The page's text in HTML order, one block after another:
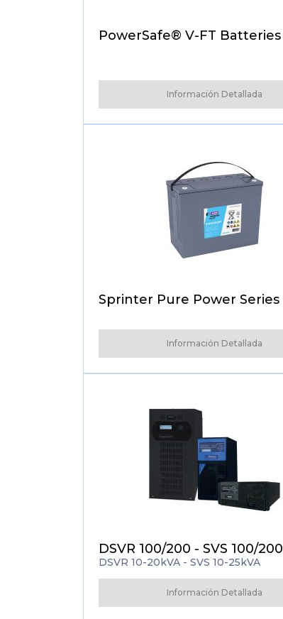
PowerSafe® V-FT Batteries
Información Detallada
Sprinter Pure Power Series
Información Detallada
DSVR 100/200 - SVS 100/200
DSVR 10-20kVA - SVS 10-25kVA
Información Detallada